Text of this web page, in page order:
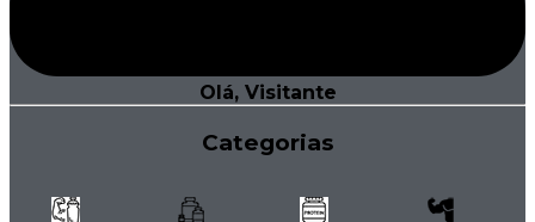
Olá, Visitante
Categorias